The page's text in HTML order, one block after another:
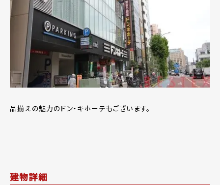
品揃えの魅力のドン・キホーテもございます。
建物詳細